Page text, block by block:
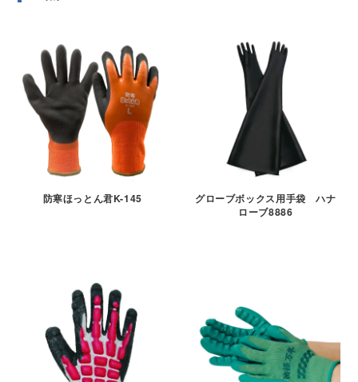
防寒ほっとん君K-145
グローブボックス用手袋 ハナ
ローブ8886